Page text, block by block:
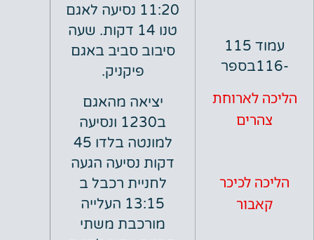
עמוד 115
לארוחת
לכיכר
11:20 נסיעה לאגם
טנו 14 דקות. שעה
סיבוב סביב באגם
יציאה מהאגם
ב1230 ונסיעה
למונטה בלדו 45
דקות נסיעה הגעה
לחניית רכבל ב
13:15 העלייה
מורכבת משתי